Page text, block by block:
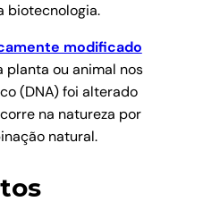
biotecnologia.
modificado
ou animal nos
(DNA) foi alterado
na natureza por
natural.